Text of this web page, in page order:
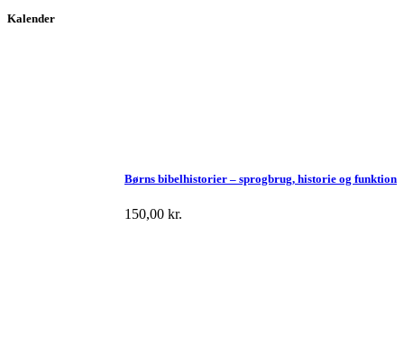
Børns bibelhistorier – sprogbrug, historie og funktion
150,00 kr.
Kalender